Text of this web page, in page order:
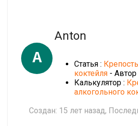
A
Anton
Статья :
коктейля - Автор
Калькулятор :
алкогольного
Создан: 15 лет назад,